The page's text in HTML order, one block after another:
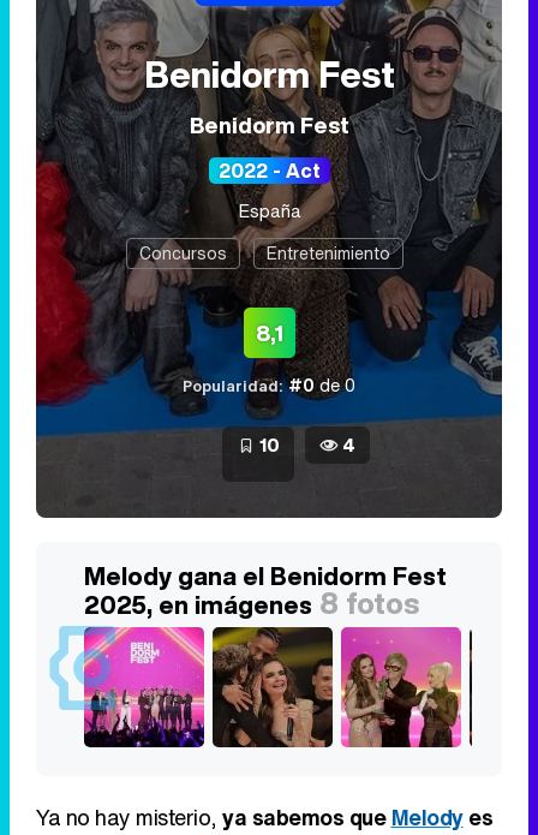
Benidorm Fest
Benidorm Fest
2022 - Act
España
Concursos Entretenimiento
8,1
Popularidad: #0de 0
10 4
Melody gana el Benidorm Fest
2025, en imágenes 8 fotos
Ya no hay misterio, ya sabemos queMelodyes